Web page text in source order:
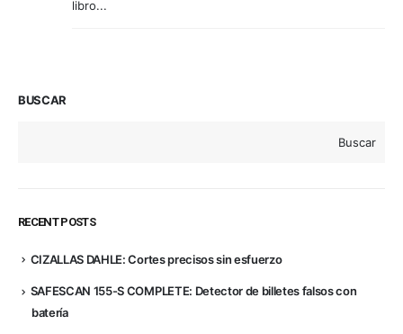
libro...
BUSCAR
Buscar
RECENT POSTS
CIZALLAS DAHLE: Cortes precisos sin esfuerzo
SAFESCAN 155-S COMPLETE: Detector de billetes falsos con
batería